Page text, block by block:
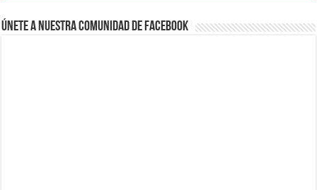
Únete a nuestra comunidad de Facebook